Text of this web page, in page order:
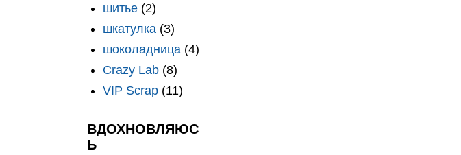
шитье (2)
шкатулка (3)
шоколадница (4)
Crazy Lab (8)
VIP Scrap (11)
ВДОХНОВЛЯЮС
Ь